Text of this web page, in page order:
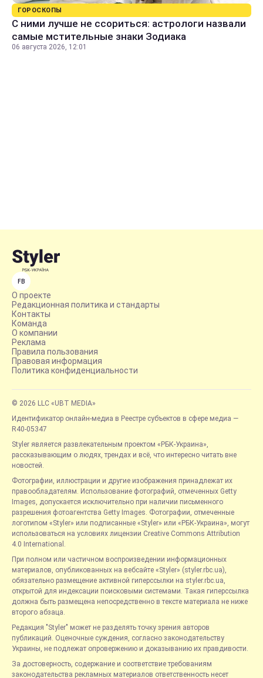
ГОРОСКОПЫ
С ними лучше не ссориться: астрологи назвали
самые мстительные знаки Зодиака
06 августа 2026, 12:01
FB
О проекте
Редакционная политика и стандарты
Контакты
Команда
О компании
Реклама
Правила пользования
Правовая информация
Политика конфиденциальности
© 2026 LLC «UBT MEDIA»
Идентификатор онлайн-медиа в Реестре субъектов в сфере медиа —
R40-05347
Styler является развлекательным проектом «РБК-Украина»,
рассказывающим о людях, трендах и всё, что интересно читать вне
новостей.
Фотографии, иллюстрации и другие изображения принадлежат их
правообладателям. Использование фотографий, отмеченных Getty
Images, допускается исключительно при наличии письменного
разрешения фотоагентства Getty Images. Фотографии, отмеченные
логотипом «Styler» или подписанные «Styler» или «РБК-Украина», могут
использоваться на условиях лицензии Creative Commons Attribution
4.0 International.
При полном или частичном воспроизведении информационных
материалов, опубликованных на вебсайте «Styler» (styler.rbc.ua),
обязательно размещение активной гиперссылки на styler.rbc.ua,
открытой для индексации поисковыми системами. Такая гиперссылка
должна быть размещена непосредственно в тексте материала не ниже
второго абзаца.
Редакция "Styler" может не разделять точку зрения авторов
публикаций. Оценочные суждения, согласно законодательству
Украины, не подлежат опровержению и доказыванию их правдивости.
За достоверность, содержание и соответствие требованиям
законодательства рекламных материалов ответственность несет